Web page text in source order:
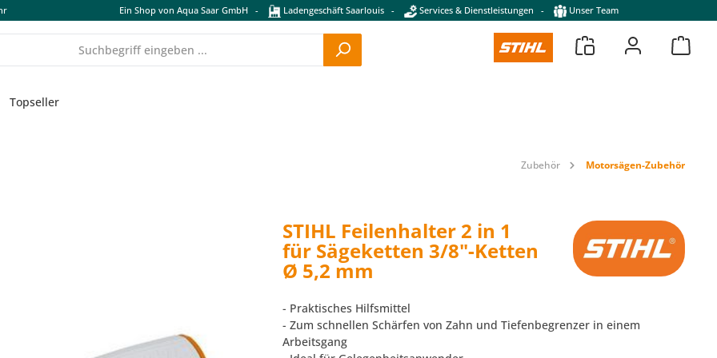
Ein Shop von Aqua Saar GmbH - Ladengeschäft Saarlouis - Services & Dienstleistungen - Unser Team
Topseller
Zubehör Motorsägen-Zubehör
STIHL Feilenhalter 2 in 1
für Sägeketten 3/8"-Ketten
Ø 5,2 mm
- Praktisches Hilfsmittel
- Zum schnellen Schärfen von Zahn und Tiefenbegrenzer in einem
Arbeitsgang